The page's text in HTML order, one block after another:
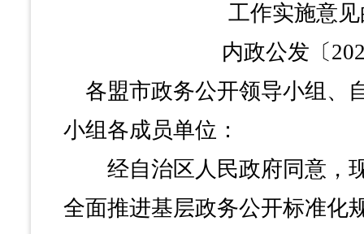
工作实施意见
内政公发〔
各盟市政务公开领导小组、
小组各成员单位：
经自治区人民政府同意，
全面推进基层政务公开标准化